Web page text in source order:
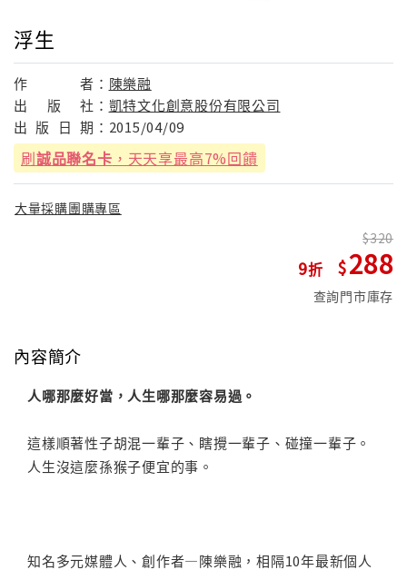
浮生
作 者： 陳樂融
出
版 社： 凱特文化創意股份有限公司
出 版 日 期： 2015/04/09
刷誠品聯名卡 ，天天享最高7%回饋
大量採購團購專區
9
320
288
查詢門市庫存
內容簡介
人哪那麼好當，人生哪那麼容易過。
這樣順著性子胡混一輩子、瞎攪一輩子、碰撞一輩子。
人生沒這麼孫猴子便宜的事。
知名多元媒體人、創作者—陳樂融，相隔10年最新個人